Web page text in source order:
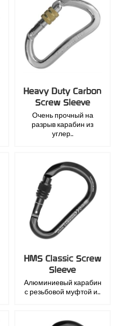
Heavy Duty Carbon
Screw Sleeve
Очень прочный на
разрыв карабин из
углер..
HMS Classic Screw
Sleeve
Алюминиевый карабин
с резьбовой муфтой и..